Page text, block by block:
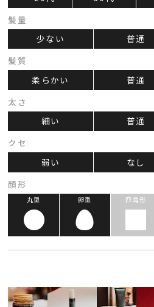
髪量
少ない
普通
髪質
柔らかい
普通
太さ
細い
普通
クセ
弱い
なし
顔形
丸型 卵型 四角形